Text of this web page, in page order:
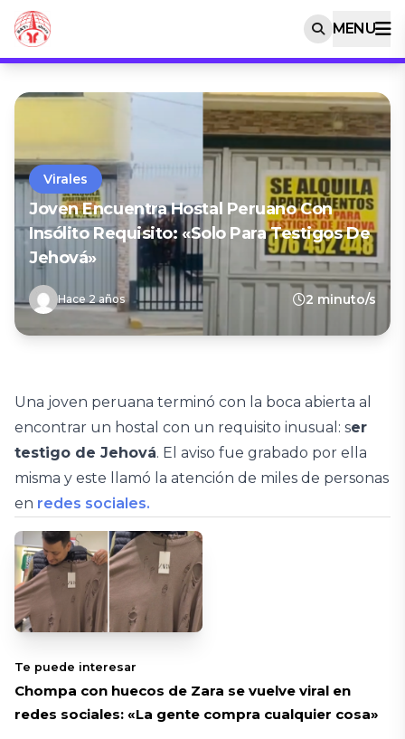
MENU
Virales
Joven Encuentra Hostal Peruano Con
Insólito Requisito: «Solo Para Testigos De
Jehová»
Hace 2 años 2 minuto/s
Una joven peruana terminó con la boca abierta al
encontrar un hostal con un requisito inusual: ser
testigo de Jehová. El aviso fue grabado por ella
misma y este llamó la atención de miles de personas
en redes sociales.
Te puede interesar
Chompa con huecos de Zara se vuelve viral en
redes sociales: «La gente compra cualquier cosa»